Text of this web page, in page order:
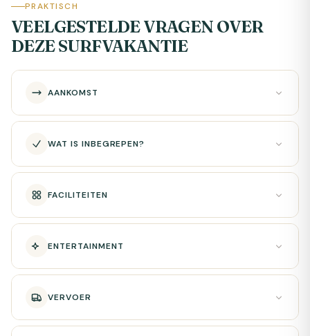
PRAKTISCH
VEELGESTELDE VRAGEN OVER
DEZE SURFVAKANTIE
AANKOMST
WAT IS INBEGREPEN?
FACILITEITEN
ENTERTAINMENT
VERVOER